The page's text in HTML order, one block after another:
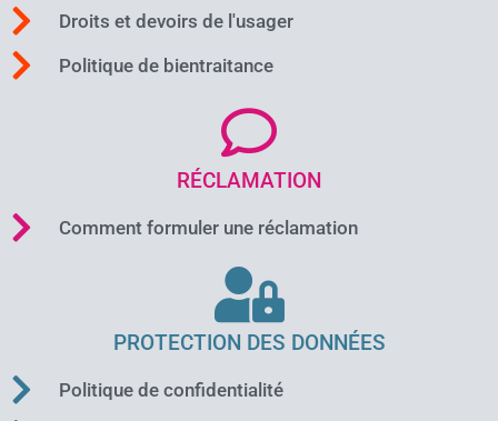
Droits et devoirs de l'usager
Politique de bientraitance
RÉCLAMATION
Comment formuler une réclamation
PROTECTION DES DONNÉES
Politique de confidentialité